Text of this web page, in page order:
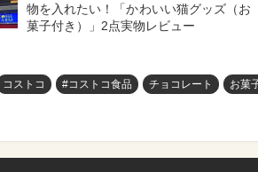
物を入れたい！「かわいい猫グッズ（お
菓子付き）」2点実物レビュー
コストコ #コストコ食品 チョコレート お菓